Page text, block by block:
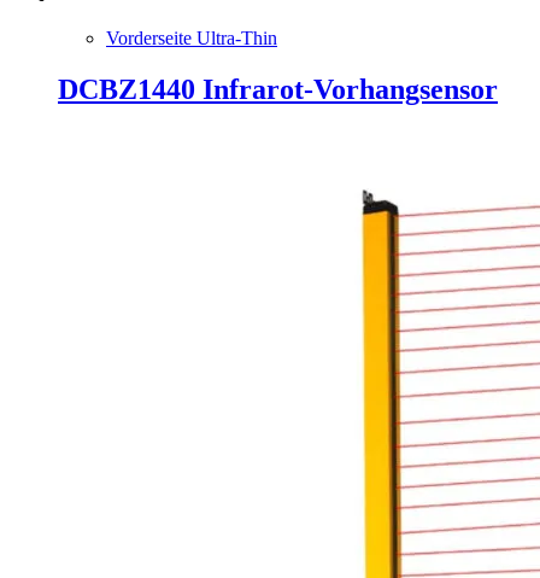
Vorderseite Ultra-Thin
DCBZ1440 Infrarot-Vorhangsensor